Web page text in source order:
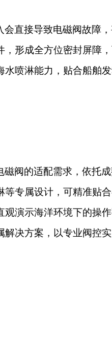
直接导致电磁阀故障
形成全方位密封屏障
喷淋能力，贴合船舶发
阀的适配需求，依托
专属设计，可精准贴
演示海洋环境下的操
决方案，以专业阀控